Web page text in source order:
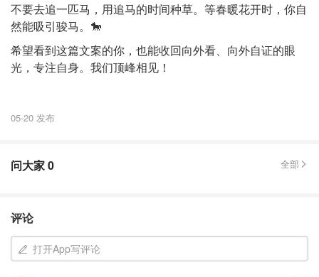
不要去追一匹马，用追马的时间种草。等春暖花开时，你自
然能吸引骏马。🐎
希望看到这篇文案的你，也能收回向外看、向外自证的眼
光，专注自身。我们顶峰相见！
05-20 发布
问大家0 全部
评论
打开App写评论